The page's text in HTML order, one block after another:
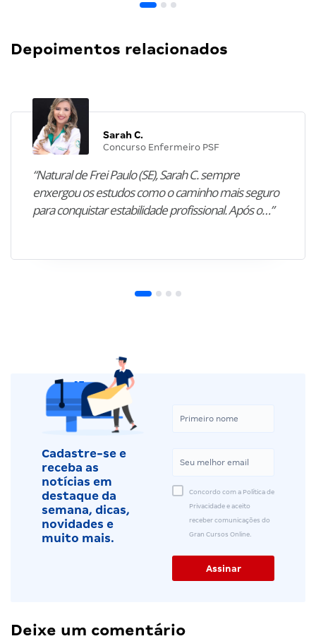
Depoimentos relacionados
Sarah C.
Concurso Enfermeiro PSF
“Natural de Frei Paulo (SE), Sarah C. sempre
enxergou os estudos como o caminho mais seguro
para conquistar estabilidade profissional. Após o…”
Cadastre-se e
receba as
notícias em
destaque da
semana, dicas,
novidades e
muito mais.
Concordo com a Política de
Privacidade e aceito
receber comunicações do
Gran Cursos Online.
Deixe um comentário